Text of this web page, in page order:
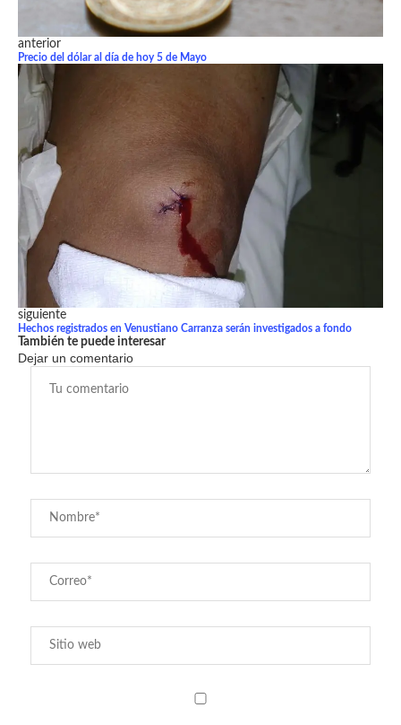
anterior
Precio del dólar al día de hoy 5 de Mayo
siguiente
Hechos registrados en Venustiano Carranza serán investigados a fondo
También te puede interesar
Dejar un comentario